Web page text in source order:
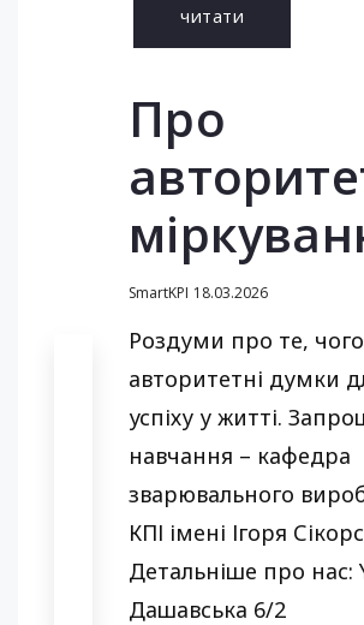
читати
Про
SmartKPI 18.03.2026
Роздуми про те, чого
авторитетні думки
успіху у житті.
навчання – кафедра
зварювального
КПІ імені Ігоря
Детальніше про нас:
Дашавська 6/2